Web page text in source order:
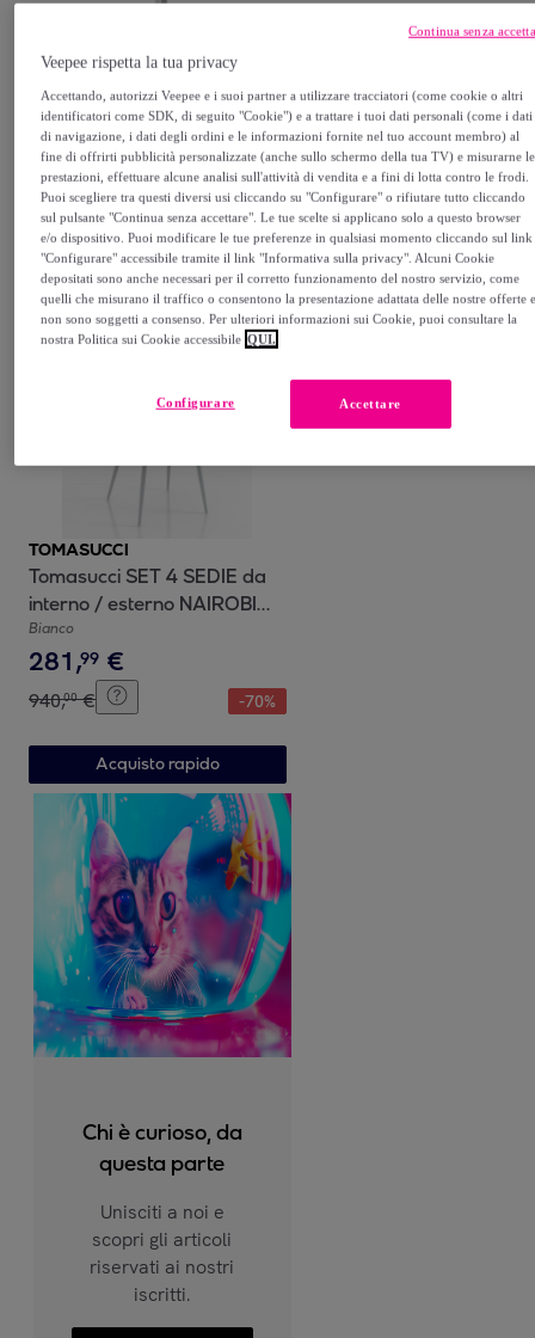
TOMASUCCI
TOMASUCCI APPENDIABITI
"MEXICO WHITE" bianco
Bianco
78,99 €
159,00 € -50%
Acquisto rapido
TOMASUCCI
Tomasucci SET 4 SEDIE da
interno / esterno NAIROBI
WHITE bianco
Bianco
281,99 €
940,00 € -70%
Acquisto rapido
Chi è curioso, da
questa parte
Unisciti a noi e
scopri gli articoli
riservati ai nostri
iscritti.
Veepee rispetta la tua privacy
Accettando, autorizzi Veepee e i suoi partner a utilizzare tracciatori (come cookie o altri
identificatori come SDK, di seguito "Cookie") e a trattare i tuoi dati personali (come i dati
di navigazione, i dati degli ordini e le informazioni fornite nel tuo account membro) al
fine di offrirti pubblicità personalizzate (anche sullo schermo della tua TV) e misurarne le
prestazioni, effettuare alcune analisi sull'attività di vendita e a fini di lotta contro le frodi.
Puoi scegliere tra questi diversi usi cliccando su "Configurare" o rifiutare tutto cliccando
sul pulsante "Continua senza accettare". Le tue scelte si applicano solo a questo browser
e/o dispositivo. Puoi modificare le tue preferenze in qualsiasi momento cliccando sul link
"Configurare" accessibile tramite il link "Informativa sulla privacy". Alcuni Cookie
depositati sono anche necessari per il corretto funzionamento del nostro servizio, come
quelli che misurano il traffico o consentono la presentazione adattata delle nostre offerte
non sono soggetti a consenso. Per ulteriori informazioni sui Cookie, puoi consultare la
nostra Politica sui Cookie accessibile QUI.
Accettare
Configurare
Continua senza